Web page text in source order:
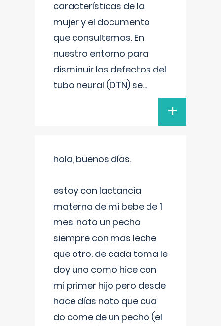
características de la
mujer y el documento
que consultemos. En
nuestro entorno para
disminuir los defectos del
tubo neural (DTN) se...
+
hola, buenos días.
estoy con lactancia
materna de mi bebe de 1
mes. noto un pecho
siempre con mas leche
que otro. de cada toma le
doy uno como hice con
mi primer hijo pero desde
hace días noto que cua
do come de un pecho (el